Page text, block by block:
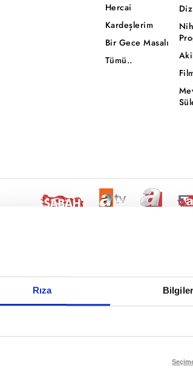
Rıza Bilgiler
Reddet
Hercai
Kardeşlerim
Bir Gece Masalı
Tümü..